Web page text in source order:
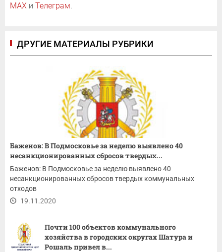
MAX и Телеграм.
ДРУГИЕ МАТЕРИАЛЫ РУБРИКИ
Баженов: В Подмосковье за неделю выявлено 40
несанкционированных сбросов твердых...
Баженов: В Подмосковье за неделю выявлено 40
несанкционированных сбросов твердых коммунальных
отходов
19.11.2020
Почти 100 объектов коммунального
хозяйства в городских округах Шатура и
Рошаль привел в...